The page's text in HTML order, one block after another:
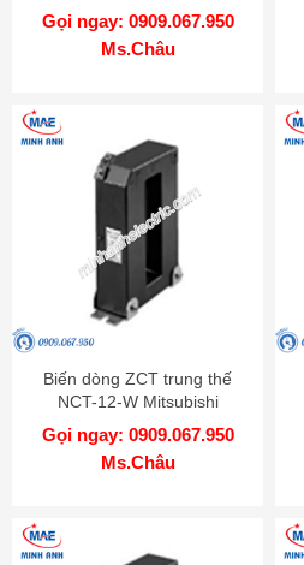
Gọi ngay: 0909.067.950
Ms.Châu
Biến dòng ZCT trung thế
NCT-12-W Mitsubishi
Gọi ngay: 0909.067.950
Ms.Châu